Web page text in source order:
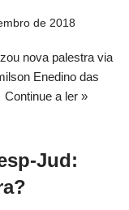
de 2018
nova palestra via
Enedino das
Continue a ler »
Jud: